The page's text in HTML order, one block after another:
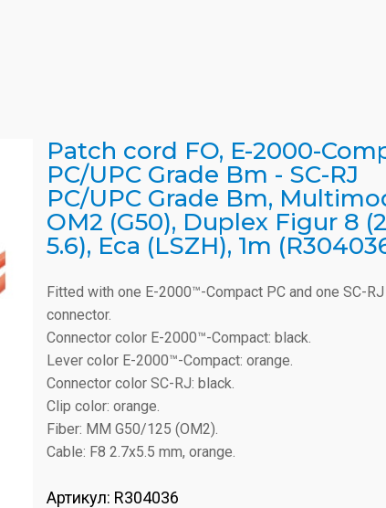
Patch cord FO, E-2000-
PC/UPC Grade Bm - SC-RJ
PC/UPC Grade Bm,
OM2 (G50), Duplex Figur 8
5.6), Eca (LSZH), 1m
Fitted with one E-2000™-Compact PC and one SC-
connector.
Connector color E-2000™-Compact: black.
Lever color E-2000™-Compact: orange.
Connector color SC-RJ: black.
Clip color: orange.
Fiber: MM G50/125 (OM2).
Cable: F8 2.7x5.5 mm, orange.
Артикул: R304036